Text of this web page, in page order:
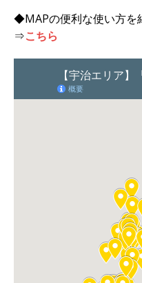
◆MAPの便利な使い方を
⇒こちら